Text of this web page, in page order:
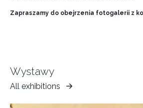
Zapraszamy do obejrzenia fotogalerii z
Wystawy
All exhibitions
Muzeum
Ziemi